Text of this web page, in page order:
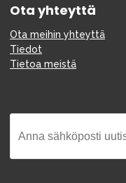
Ota yhteyttä
Ota meihin yhteyttä
Tiedot
Tietoa meistä